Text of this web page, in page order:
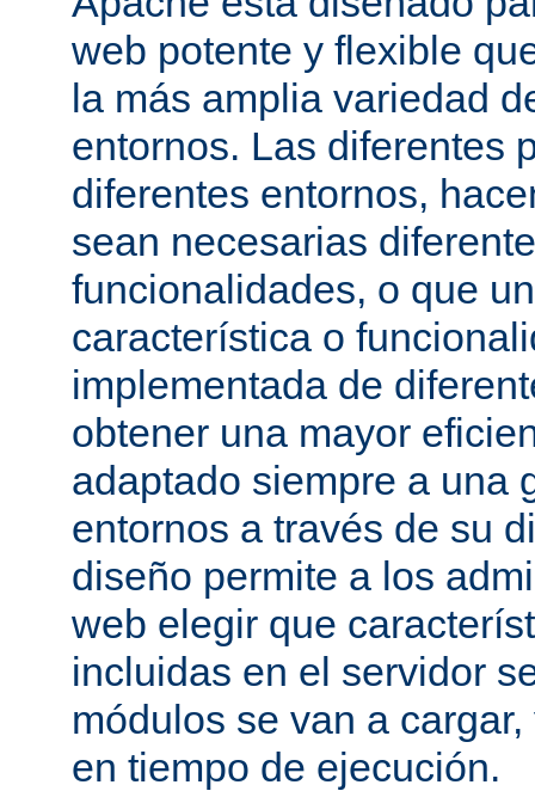
web potente y flexible
la más amplia variedad
entornos. Las diferentes
diferentes entornos,
sean necesarias
funcionalidades, o que
característica o
implementada de
obtener una mayor
adaptado siempre a una
entornos a través de su
diseño permite a los
web elegir que
incluidas en el servidor
módulos se van a
en tiempo de ejecución.